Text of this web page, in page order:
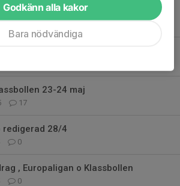
uppdrag vecka 24
23-24 maj
17
redigerad 28/4
0
, Europaligan o Klassbollen
0
Godkänn alla kakor
Bara nödvändiga